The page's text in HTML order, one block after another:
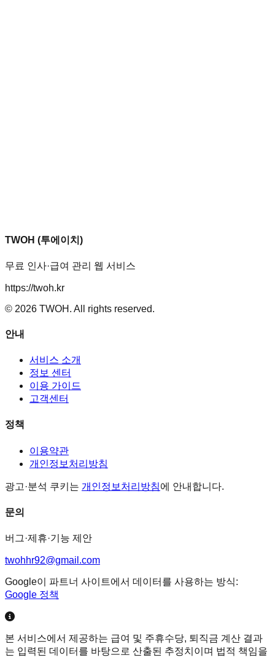
TWOH (투에이치)
무료 인사·급여 관리 웹 서비스
https://twoh.kr
© 2026 TWOH. All rights reserved.
안내
서비스 소개
정보 센터
이용 가이드
고객센터
정책
이용약관
개인정보처리방침
광고·분석 쿠키는 개인정보처리방침에 안내합니다.
문의
버그·제휴·기능 제안
twohhr92@gmail.com
Google이 파트너 사이트에서 데이터를 사용하는 방식:
Google 정책
본 서비스에서 제공하는 급여 및 주휴수당, 퇴직금 계산 결과
는 입력된 데이터를 바탕으로 산출된 추정치이며 법적 책임을